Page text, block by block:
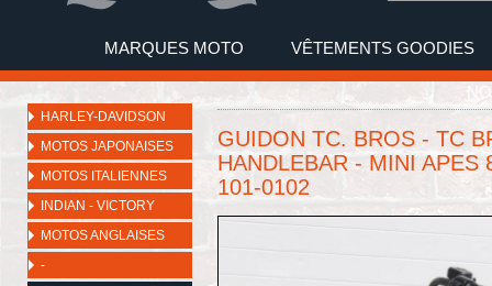
MARQUES MOTO VÊTEMENTS GOODIES
HARLEY-DAVIDSON
MOTOS JAPONAISES
MOTOS ITALIENNES
INDIAN - VICTORY
MOTOS ANGLAISES
-
GUIDON TC. BROS - TC
HANDLEBAR - MINI APES
101-0102